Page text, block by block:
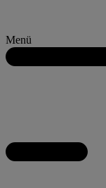
Menü